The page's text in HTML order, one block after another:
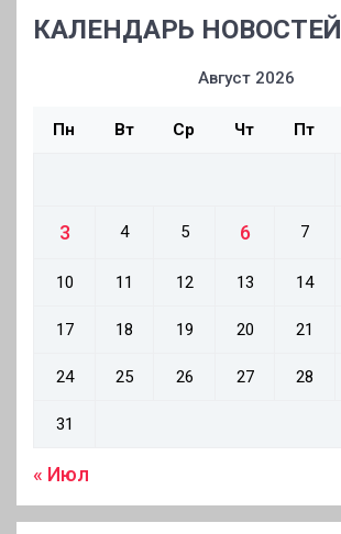
КАЛЕНДАРЬ НОВОСТЕЙ
Август 2026
Пн Вт Ср Чт Пт
3 4 5 6 7
10 11 12 13 14
17 18 19 20 21
24 25 26 27 28
31
« Июл